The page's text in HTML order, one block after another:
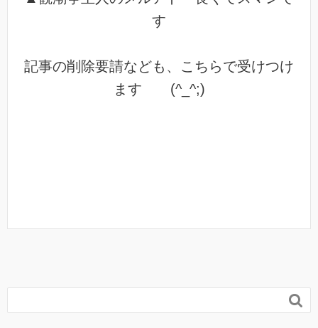
す
記事の削除要請なども、こちらで受けつけ
ます (^_^;)
